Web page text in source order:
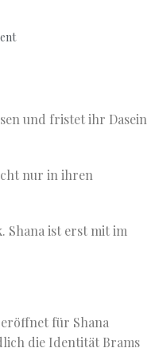
und fristet ihr Dasein
nur in ihren
Shana ist erst mit im
für Shana
die Identität Brams